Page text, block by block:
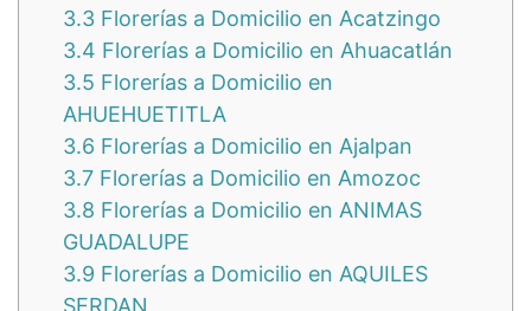
3.3 Florerías a Domicilio en Acatzingo
3.4 Florerías a Domicilio en Ahuacatlán
3.5 Florerías a Domicilio en
AHUEHUETITLA
3.6 Florerías a Domicilio en Ajalpan
3.7 Florerías a Domicilio en Amozoc
3.8 Florerías a Domicilio en ANIMAS
GUADALUPE
3.9 Florerías a Domicilio en AQUILES
SERDAN